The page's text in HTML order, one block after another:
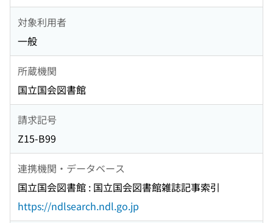
対象利用者
一般
所蔵機関
国立国会図書館
請求記号
Z15-B99
連携機関・データベース
国立国会図書館 : 国立国会図書館雑誌記事索引
https://ndlsearch.ndl.go.jp